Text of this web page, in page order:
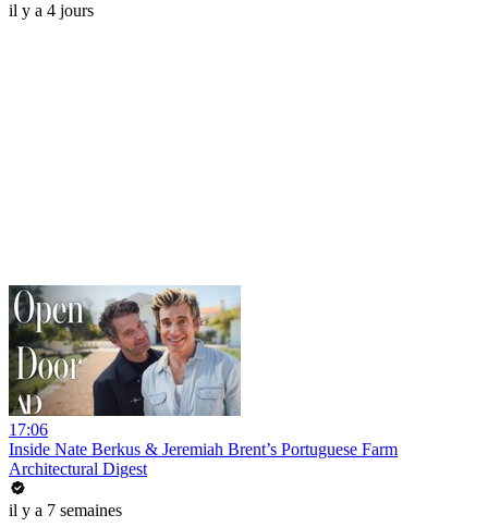
il y a 4 jours
17:06
Inside Nate Berkus & Jeremiah Brent’s Portuguese Farm
Architectural Digest
il y a 7 semaines